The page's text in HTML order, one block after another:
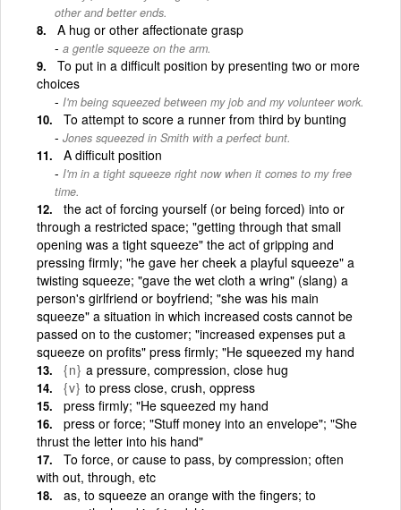
other and better ends.
A hug or other affectionate grasp
a gentle squeeze on the arm.
To put in a difficult position by presenting two or more
choices
I'm being squeezed between my job and my volunteer work.
To attempt to score a runner from third by bunting
Jones squeezed in Smith with a perfect bunt.
A difficult position
I'm in a tight squeeze right now when it comes to my free
time.
the act of forcing yourself (or being forced) into or
through a restricted space; "getting through that small
opening was a tight squeeze" the act of gripping and
pressing firmly; "he gave her cheek a playful squeeze" a
twisting squeeze; "gave the wet cloth a wring" (slang) a
person's girlfriend or boyfriend; "she was his main
squeeze" a situation in which increased costs cannot be
passed on to the customer; "increased expenses put a
squeeze on profits" press firmly; "He squeezed my hand
{n} a pressure, compression, close hug
{v} to press close, crush, oppress
press firmly; "He squeezed my hand
press or force; "Stuff money into an envelope"; "She
thrust the letter into his hand"
To force, or cause to pass, by compression; often
with out, through, etc
as, to squeeze an orange with the fingers; to